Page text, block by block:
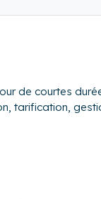
de courtes
tarification,